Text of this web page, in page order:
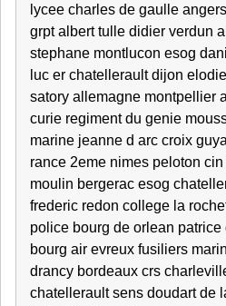
lycee charles de gaulle
grpt albert tulle didier verdun
stephane montlucon esog
luc er chatellerault dijon
satory allemagne montpellier
curie regiment du genie
marine jeanne d arc croix
rance 2eme nimes peloton
moulin bergerac esog
frederic redon college la
police bourg de orlean
bourg air evreux fusiliers
drancy bordeaux crs
chatellerault sens doudart de